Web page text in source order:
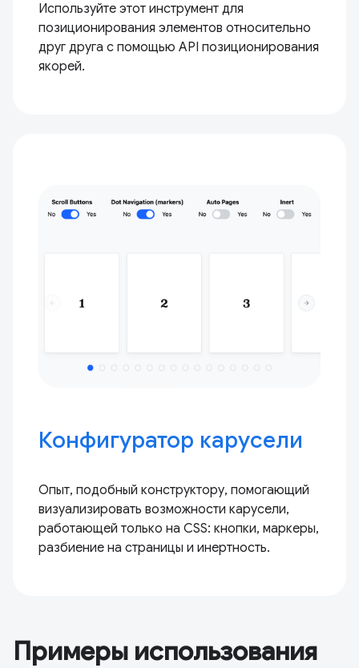
Используйте этот инструмент для
позиционирования элементов относительно
друг друга с помощью API позиционирования
якорей.
Конфигуратор карусели
Опыт, подобный конструктору, помогающий
визуализировать возможности карусели,
работающей только на CSS: кнопки, маркеры,
разбиение на страницы и инертность.
Примеры использования